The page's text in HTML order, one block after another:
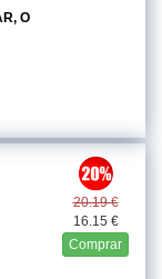
O
20.19 €
16.15 €
Comprar